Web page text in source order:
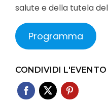
salute e della tutela
Programma
CONDIVIDI L'EVENTO